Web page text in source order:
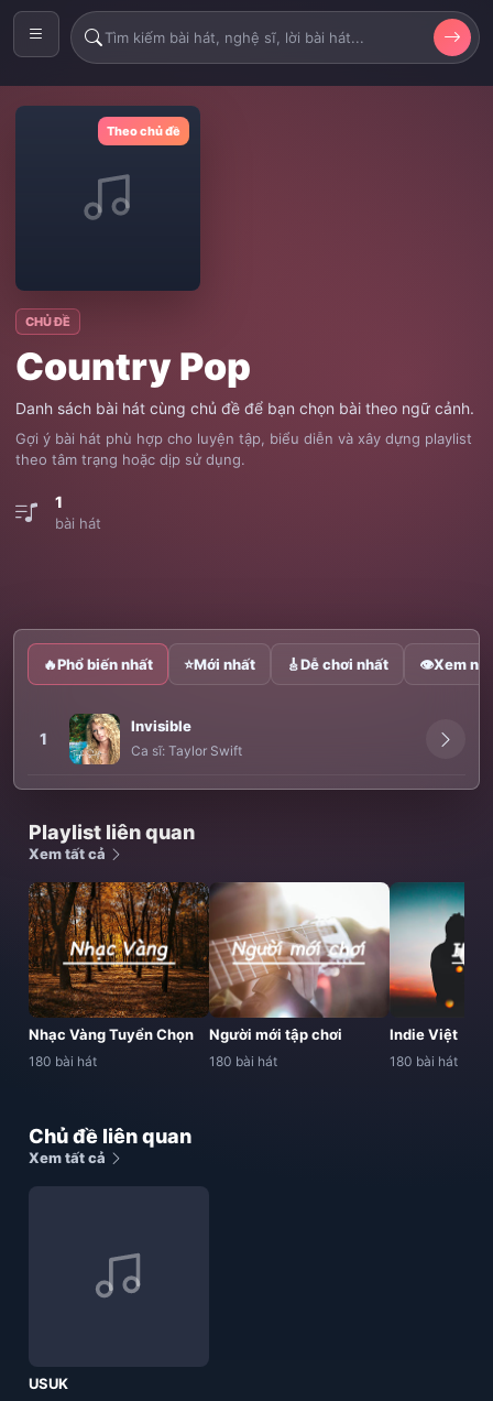
Theo chủ đề
CHỦ ĐỀ
Country Pop
Danh sách bài hát cùng chủ đề để bạn chọn bài theo ngữ cảnh.
Gợi ý bài hát phù hợp cho luyện tập, biểu diễn và xây dựng playlist
theo tâm trạng hoặc dịp sử dụng.
1
bài hát
🔥Phổ biến nhất ⭐Mới nhất 🎸Dễ chơi nhất 👁Xem
1
Invisible
Ca sĩ: Taylor Swift
Playlist liên quan
Xem tất cả
Nhạc Vàng Tuyển Chọn
180 bài hát
Người mới tập chơi
180 bài hát
Indie Việt
180 bài hát
Chủ đề liên quan
Xem tất cả
USUK